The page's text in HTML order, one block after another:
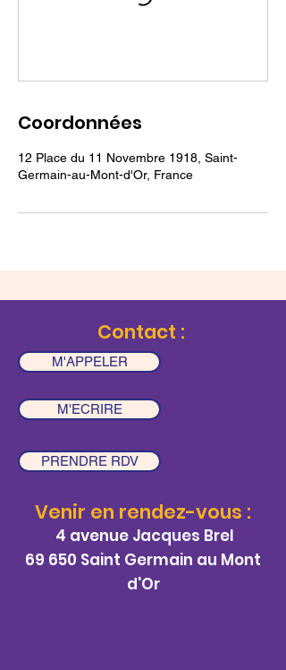
Coordonnées
12 Place du 11 Novembre 1918, Saint-
Germain-au-Mont-d'Or, France
Contact :
Venir en rendez-vous :
4 avenue Jacques Brel
69 650 Saint Germain au Mont
d'Or
M'APPELER
PRENDRE RDV
M'ECRIRE